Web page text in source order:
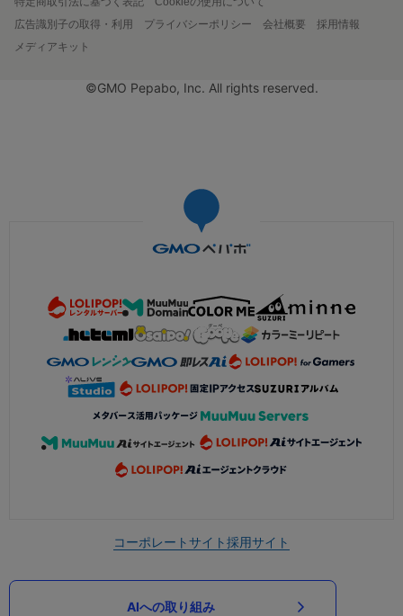
広告識別子の取得・利用
プライバシーポリシー 会社概要
採用情報
メディアキット
©GMO Pepabo, Inc. All rights reserved.
コーポレートサイト採用サイト
AIへの取り組み